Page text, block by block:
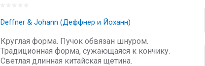
Deffner & Johann (Деффнер и Йоханн)
Круглая форма. Пучок обвязан шнуром.
Традиционная форма, сужающаяся к кончику.
Светлая длинная китайская щетина.